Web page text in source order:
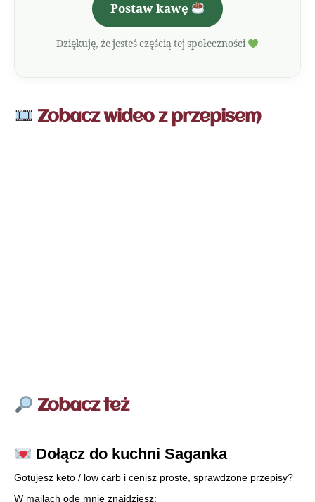
Postaw kawę
Dziękuję, że jesteś częścią tej społeczności
Zobacz wideo z przepisem
Zobacz też
Dołącz do kuchni Saganka
Gotujesz keto / low carb i cenisz proste, sprawdzone przepisy?
W mailach ode mnie znajdziesz: